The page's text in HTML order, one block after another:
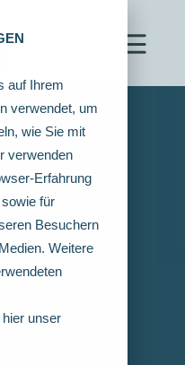
auf Ihrem
verwendet, um
wie Sie mit
verwenden
Erfahrung
für
Besuchern
Weitere
unser